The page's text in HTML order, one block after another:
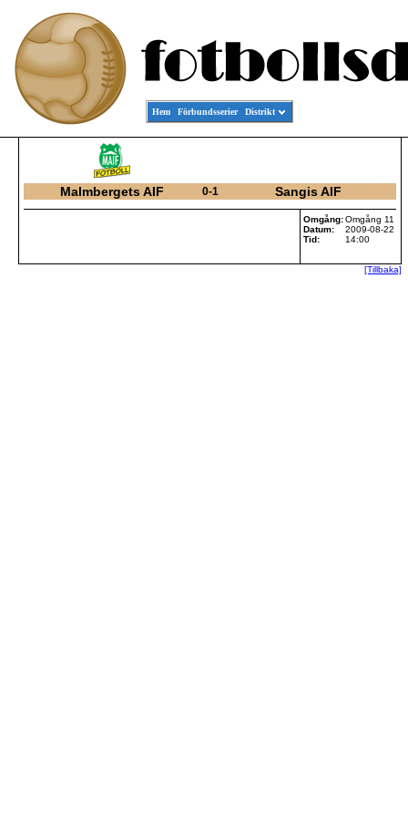
Hem Förbundsserier Distrikt
Malmbergets AIF 0-1 Sangis AIF
Omgång:Omgång 11
Datum:
2009-08-22
Tid:
14:00
[Tillbaka]